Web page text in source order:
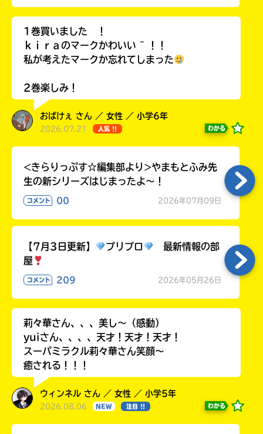
1巻買いました ！
ｋｉｒａのマークかわいい ~ ！！
私が考えたマークか忘れてしまった
2巻楽しみ！
おばけぇ さん ／ 女性 ／ 小学6年
2026.07.21 人気 !! わかる
<きらりっぷす☆編集部より>やまもとふみ先
生の新シリーズはじまったよ～！
コメント 00 2026年07月09日
【7月3日更新】 プリプロ
最新情報の部
屋
コメント 209 2026年05月26日
莉々華さん、、、美し〜（感動）
yuiさん、、、、天才！天才！天才！
スーパミラクル莉々華さん笑顔〜
癒される！！！
ウィンネル さん ／ 女性 ／ 小学5年
2026.08.06 NEW 注目 !! わかる